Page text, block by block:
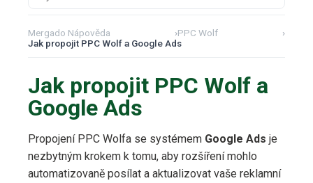
Mergado Nápověda ›PPC Wolf
›
Jak propojit PPC Wolf a Google Ads
Jak propojit PPC Wolf a
Google Ads
Propojení PPC Wolfa se systémem Google Ads je
nezbytným krokem k tomu, aby rozšíření mohlo
automatizovaně posílat a aktualizovat vaše reklamní